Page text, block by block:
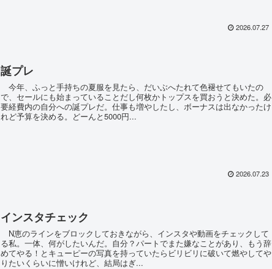
2026.07.27
誕プレ
今年、ふっと手持ちの夏服を見たら、だいぶへたれて色褪せてもいたの
で、セールにも始まっていることだし何枚かトップスを買おうと決めた。必
要経費内の自分への誕プレだ。仕事も増やしたし、ボーナスは出なかったけ
れど予算を決める。どーんと5000円...
2026.07.23
インスタチェック
N恵のラインをブロックしておきながら、インスタや動画をチェックして
る私。一体、何がしたいんだ。自分？パートでまた嫌なことがあり、もう辞
めてやる！とキューピーの写真を持っていたらビリビリに破いて燃やしてや
りたいくらいに憎いけれど、結局はぎ...